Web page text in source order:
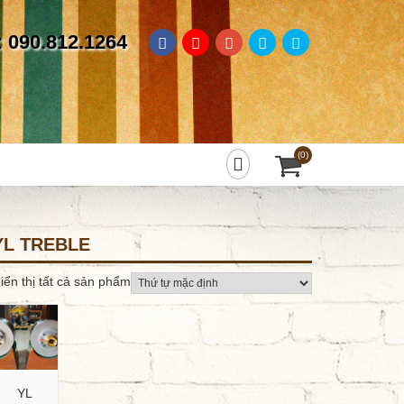
(0)
TREBLE
thị tất cả sản phẩm
YL